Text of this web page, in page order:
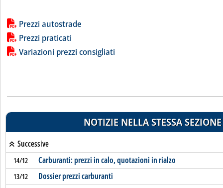
Lista allegati PDF alla notizia
Prezzi autostrade
Prezzi praticati
Variazioni prezzi consigliati
NOTIZIE NELLA STESSA SEZIONE
Successive
14/12 Carburanti: prezzi in calo, quotazioni in rialzo
13/12 Dossier prezzi carburanti